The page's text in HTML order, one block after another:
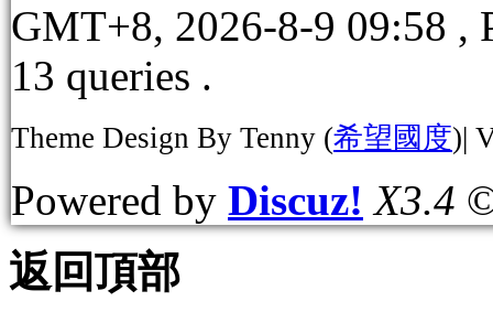
GMT+8, 2026-8-9 09:58 ,
13 queries .
Theme Design By Tenny (希望國度)|
Powered by Discuz! X3.4
返回頂部